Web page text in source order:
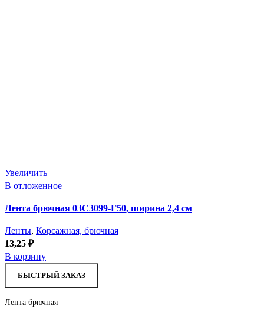
Увеличить
В отложенное
Лента брючная 03С3099-Г50, ширина 2,4 см
Ленты, Корсажная, брючная
13,25 ₽
В корзину
БЫСТРЫЙ ЗАКАЗ
Лента брючная